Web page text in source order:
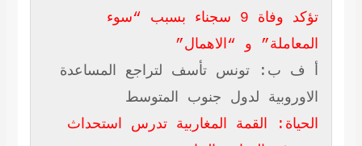
تؤكد وفاة 9 سجناء بسبب “سوء
المعاملة” و “الاهمال”
أ ف ب: تونس تأسف لتراجع المساعدة
الاوروبية لدول جنوب المتوسط
الحياة: القمة المغاربية تدرس استحداث